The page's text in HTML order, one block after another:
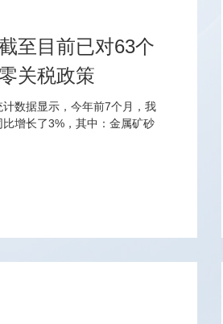
至目前已对63个
关税政策
数据显示，今年前7个月，我
增长了3%，其中：金属矿砂